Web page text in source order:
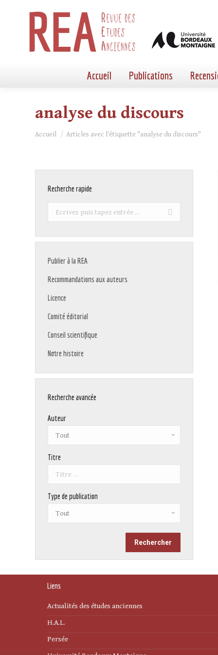
Accueil Publications
analyse du discours
Vous êtes ici :
Accueil Articles avec l’étiquette "analyse du discours"
Recherche rapide
Recherche
Publier à la REA
Recommandations aux auteurs
Licence
Comité éditorial
Conseil scientifique
Notre histoire
Recherche avancée
Auteur
Titre
Type de publication
Liens
Actualités des études anciennes
H.A.L.
Persée